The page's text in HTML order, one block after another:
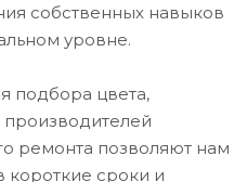
собственных навыков
уровне.
подбора цвета,
ремонта позволяют нам
короткие сроки и